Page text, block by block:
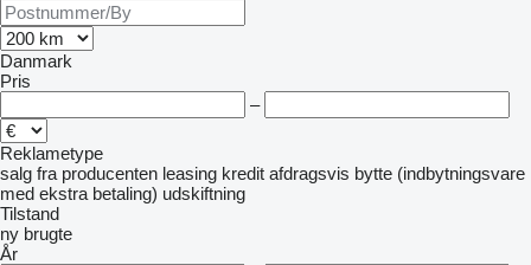
Danmark
Pris
–
Reklametype
salg fra producenten leasing kredit afdragsvis bytte (indbytningsvare
med ekstra betaling) udskiftning
Tilstand
ny brugte
År